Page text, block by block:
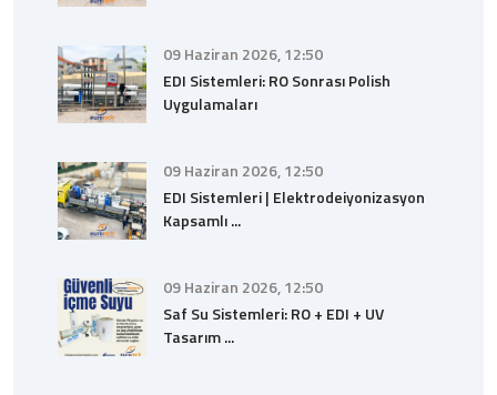
09 Haziran 2026, 12:50
EDI Sistemleri: RO Sonrası Polish
Uygulamaları
09 Haziran 2026, 12:50
EDI Sistemleri | Elektrodeiyonizasyon
Kapsamlı ...
09 Haziran 2026, 12:50
Saf Su Sistemleri: RO + EDI + UV
Tasarım ...